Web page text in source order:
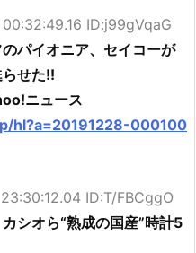
ID:j99gVqaG
パイオニア、セイコーが
せた!!
ニュース
hl?a=20191228-000100
ID:T/FBCggO
シオら“熟成の国産”時計5